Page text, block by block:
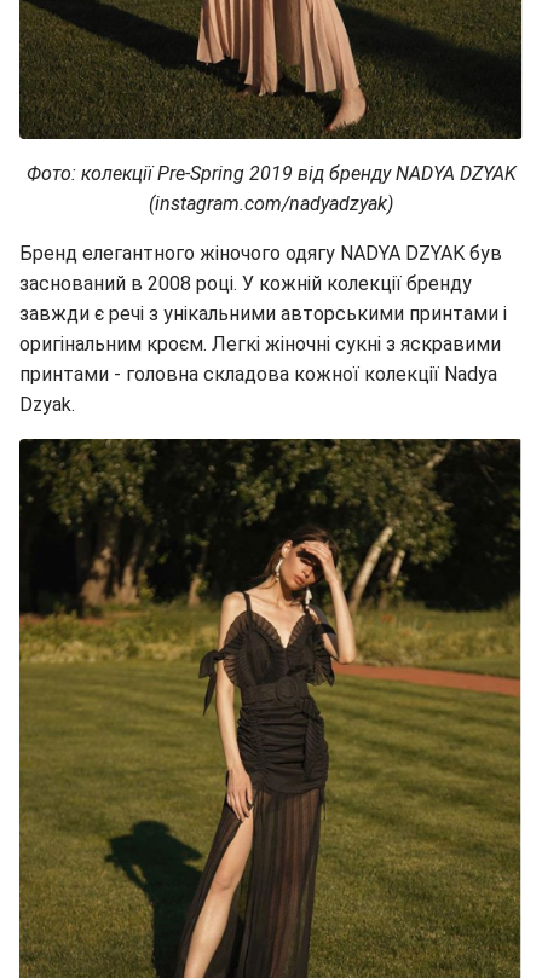
Фото: колекції Pre-Spring 2019 від бренду NADYA DZYAK
(instagram.com/nadyadzyak)
Бренд елегантного жіночого одягу NADYA DZYAK був
заснований в 2008 році. У кожній колекції бренду
завжди є речі з унікальними авторськими принтами і
оригінальним кроєм. Легкі жіночні сукні з яскравими
принтами - головна складова кожної колекції Nadya
Dzyak.